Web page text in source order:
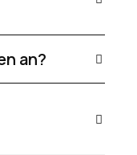
an?